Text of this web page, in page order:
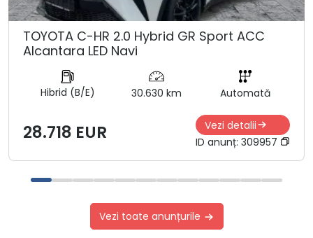
TOYOTA C-HR 2.0 Hybrid GR Sport ACC
Alcantara LED Navi
Hibrid (B/E) 30.630 km Automată
28.718 EUR
Vezi detalii
ID anunț: 309957
Vezi toate anunțurile